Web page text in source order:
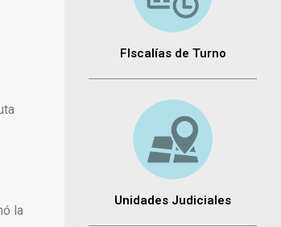
la
FIscalías de Turno
Unidades Judiciales